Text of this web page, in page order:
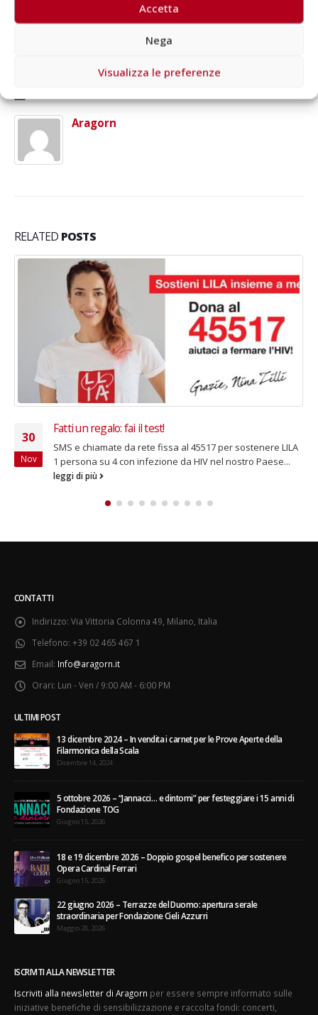
Accetta
Nega
Visualizza le preferenze
Aragorn
RELATED POSTS
30
Nov
Fatti un regalo: fai il test!
SMS e chiamate da rete fissa al 45517 per sostenere LILA
1 persona su 4 con infezione da HIV nel nostro Paese...
leggi di più
CONTATTI
Indirizzo: Via Vittoria Colonna 49, Milano, Italia
Telefono: +39 02 465 467 1
Email: Info@aragorn.it
Orari: Lun - Ven / 9:00 AM - 6:00 PM
ULTIMI POST
13 dicembre 2024 – In vendita i carnet per le Prove Aperte della
Filarmonica della Scala
Dicembre 14, 2024
5 ottobre 2026 – “Jannacci… e dintorni” per festeggiare i 15 anni di
Fondazione TOG
Giugno 15, 2026
18 e 19 dicembre 2026 – Doppio gospel benefico per sostenere
Opera Cardinal Ferrari
Giugno 15, 2026
22 giugno 2026 – Terrazze del Duomo: apertura serale
straordinaria per Fondazione Cieli Azzurri
Maggio 28, 2026
ISCRIVITI ALLA NEWSLETTER
Iscriviti alla newsletter di Aragorn per essere sempre informato sulle
iniziative benefiche di sensibilizzazione e raccolta fondi: concerti,